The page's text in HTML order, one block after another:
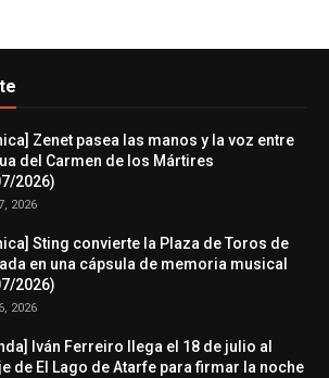
Zenet pasea las manos y la voz entre
del Carmen de los Mártires
2026)
2026
Sting convierte la Plaza de Toros de
en una cápsula de memoria musical
2026)
2026
Iván Ferreiro llega el 18 de julio al
de El Lago de Atarfe para firmar la noche